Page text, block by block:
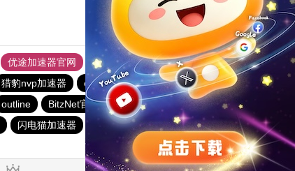
优途加速器官网 风驰加速器 旋风加速器
八戒看书
猎豹nvp加速器 outline outline ios加速器
outline
outline BitzNet官网 安易加速器
快联加速器
闪电猫加速器 hammer加速器
快连加速器app